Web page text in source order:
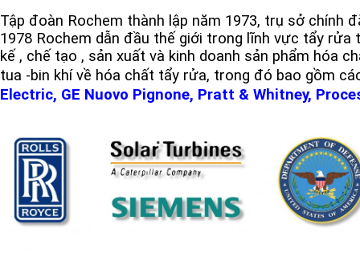
Tập đoàn Rochem thành lập năm 1973, trụ sở chính
1978 Rochem dẫn đầu thế giới trong lĩnh vực tẩy rửa
kế , chế tạo , sản xuất và kinh doanh sản phẩm hóa
tua -bin khí về hóa chất tẩy rửa, trong đó bao gồm
Electric, GE Nuovo Pignone, Pratt & Whitney,